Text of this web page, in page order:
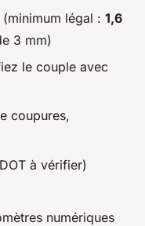
légal : 1,6
3 mm)
le couple avec
coupures,
à vérifier)
numériques